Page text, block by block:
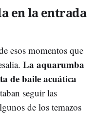
en la entrada
esos momentos que
La aquarumba
de baile acuática
seguir las
de los temazos